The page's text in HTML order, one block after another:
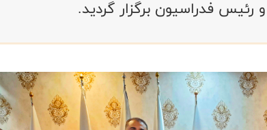
فدراسیون برگزار گردید.